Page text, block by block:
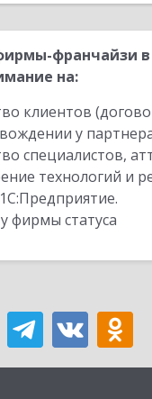
франчайзи в
на:
клиентов
у
специалистов,
технологий и
фирмы статуса